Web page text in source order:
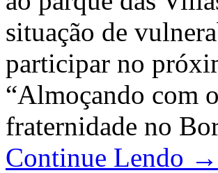
situação de
participar no
“Almoçando com
fraternidade no
Continue Lendo →